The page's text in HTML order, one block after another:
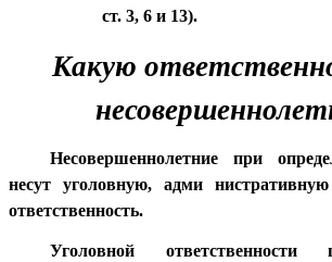
ст. 3, 6 и 13).
Какую
Несовершеннолетние при
несут уголовную, адми
ответственность.
Уголовной ответственности